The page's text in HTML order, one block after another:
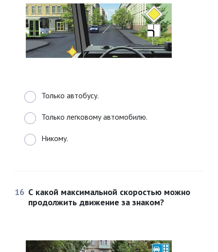
Только автобусу.
Только легковому автомобилю.
Никому.
16 С какой максимальной скоростью можно
продолжить движение за знаком?